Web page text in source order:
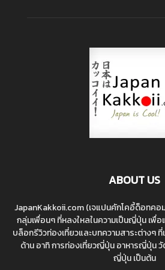
ABOUT US
JapanKakkoii.com (เจแปนคักโคอี้ด็อทคอ
กลุ่มเพื่อนๆ ที่หลงใหลในความเป็นญี่ปุ่น เพื่อ
บล็อกรีวิวท่องเที่ยวและบทความสาระต่างๆ
ด้าน อาทิ การท่องเที่ยวญี่ปุ่น อาหารญี่ปุ่น
ญี่ปุ่น เป็นต้น